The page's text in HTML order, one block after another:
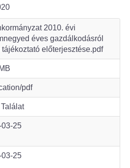
2010. évi
éves gazdálkodásról
tájékoztató előterjesztése.pdf
pdf
03-25
03-25